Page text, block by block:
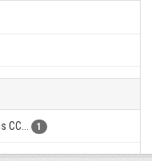
1